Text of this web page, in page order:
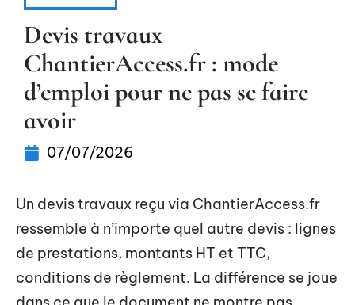
Devis travaux
ChantierAccess.fr : mode
d’emploi pour ne pas se faire
avoir
07/07/2026
Un devis travaux reçu via ChantierAccess.fr
ressemble à n’importe quel autre devis : lignes
de prestations, montants HT et TTC,
conditions de règlement. La différence se joue